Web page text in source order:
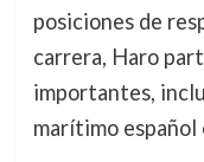
posiciones de
carrera, Haro
importantes,
marítimo español